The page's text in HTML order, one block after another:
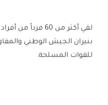
لقي أكثر من 60
بنيران الجيش الوطني
للقوات المسلحة.